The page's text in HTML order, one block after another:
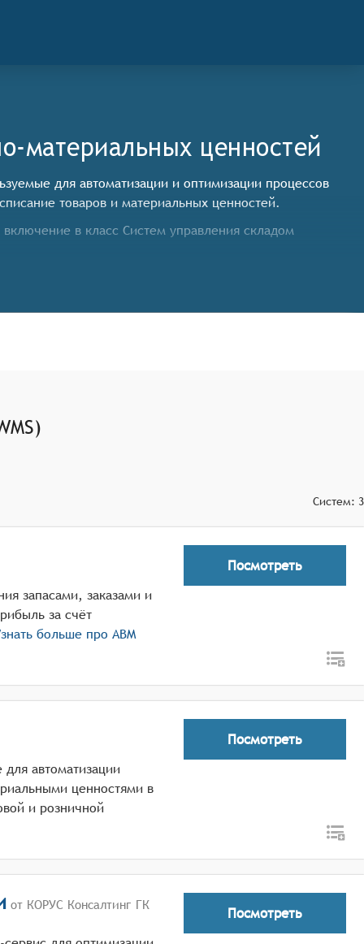
материальных ценностей
для автоматизации и оптимизации процессов
товаров и материальных ценностей.
в класс Систем управления складом
использования складских площадей и
Систем: 3
запасами, заказами и
за счёт
больше про ABM
Посмотреть
автоматизации
ценностями в
и розничной
Посмотреть
от КОРУС Консалтинг ГК Посмотреть